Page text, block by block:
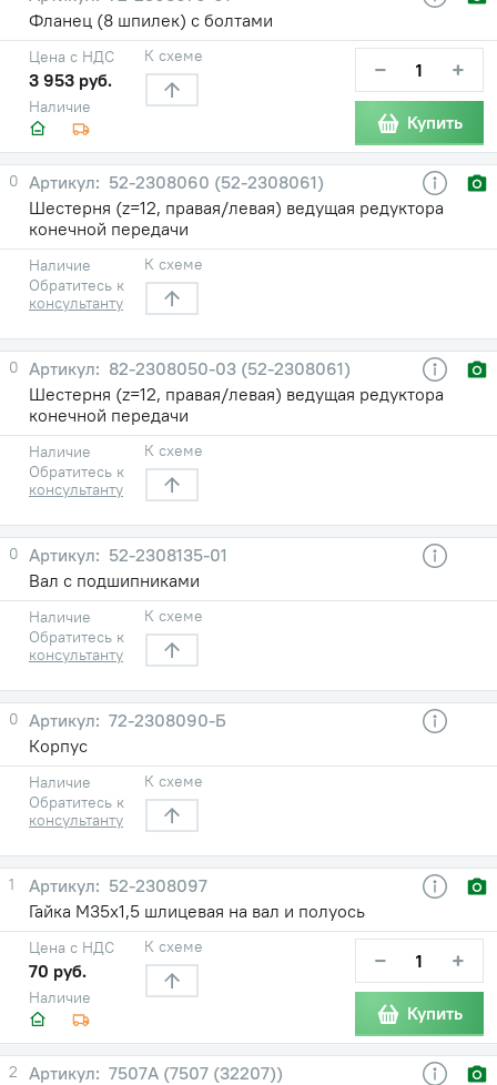
Фланец (8 шпилек) с болтами
Наличие
Цена с НДС
3 953 руб.
К схеме − +
Купить
0
52-2308060 (52-2308061)
Шестерня (z=12, правая/левая) ведущая редуктора
конечной передачи
Наличие
Обратитесь к
консультанту
К схеме
0
82-2308050-03 (52-2308061)
Шестерня (z=12, правая/левая) ведущая редуктора
конечной передачи
Наличие
Обратитесь к
консультанту
К схеме
0
52-2308135-01
Вал с подшипниками
Наличие
Обратитесь к
консультанту
К схеме
0
72-2308090-Б
Корпус
Наличие
Обратитесь к
консультанту
К схеме
1
52-2308097
Гайка М35х1,5 шлицевая на вал и полуось
Наличие
Цена с НДС
70 руб.
К схеме − +
Купить
2
7507А (7507 (32207))